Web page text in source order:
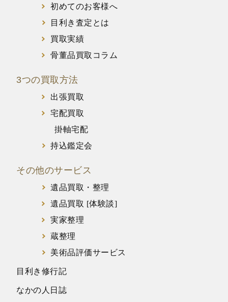
初めてのお客様へ
目利き査定とは
買取実績
骨董品買取コラム
3つの買取方法
出張買取
宅配買取
掛軸宅配
持込鑑定会
その他のサービス
遺品買取・整理
遺品買取 [体験談]
実家整理
蔵整理
美術品評価サービス
目利き修行記
なかの人日誌